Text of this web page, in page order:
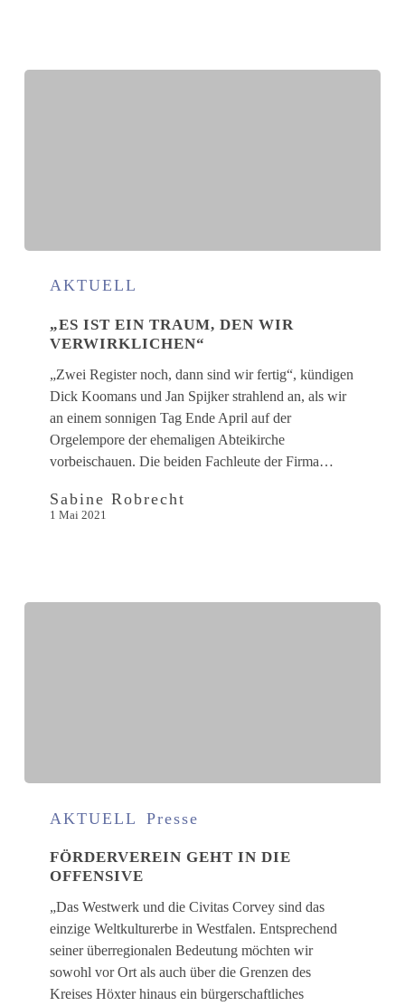
Traum,
verwirklichen“
AKTUELL
„ES IST EIN TRAUM, DEN WIR
VERWIRKLICHEN“
„Zwei Register noch, dann sind wir fertig“, kündigen
Dick Koomans und Jan Spijker strahlend an, als wir
an einem sonnigen Tag Ende April auf der
Orgelempore der ehemaligen Abteikirche
vorbeischauen. Die beiden Fachleute der Firma…
Sabine Robrecht
1 Mai 2021
Offensive
AKTUELL Presse
FÖRDERVEREIN GEHT IN DIE
OFFENSIVE
„Das Westwerk und die Civitas Corvey sind das
einzige Weltkulturerbe in Westfalen. Entsprechend
seiner überregionalen Bedeutung möchten wir
sowohl vor Ort als auch über die Grenzen des
Kreises Höxter hinaus ein bürgerschaftliches